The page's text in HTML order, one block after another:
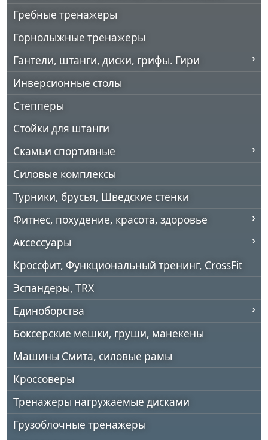
Гребные тренажеры
Горнолыжные тренажеры
Гантели, штанги, диски, грифы. Гири
Инверсионные столы
Степперы
Стойки для штанги
Скамьи спортивные
Силовые комплексы
Турники, брусья, Шведские стенки
Фитнес, похудение, красота, здоровье
Аксессуары
Кроссфит, Функциональный тренинг, CrossFit
Эспандеры, TRX
Единоборства
Боксерские мешки, груши, манекены
Машины Смита, силовые рамы
Кроссоверы
Тренажеры нагружаемые дисками
Грузоблочные тренажеры